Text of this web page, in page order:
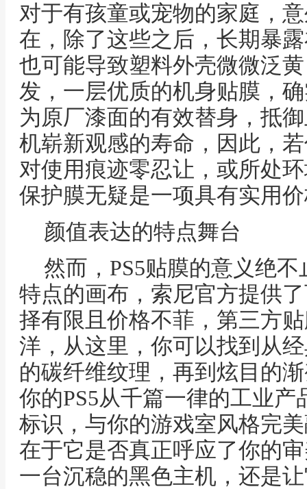
对于有孩童或宠物的家庭，
在，除了这些之后，长期暴
也可能导致塑料外壳微微泛
发，一层优质的机身贴膜，
为原厂漆面的有效替身，抵
机崭新观感的寿命，因此，
对使用痕迹零忍让，或所处
保护膜无疑是一项具有实用
颜值表达的特点舞台
然而，PS5贴膜的意义绝
特点的画布，索尼官方提供
择有限且价格不菲，第三方
洋，从这里，你可以找到从
的碳纤维纹理，再到炫目的
你的PS5从千篇一律的工业
标识，与你的游戏室风格完
在于它是否真正呼应了你的
一台沉稳的黑色主机，还是